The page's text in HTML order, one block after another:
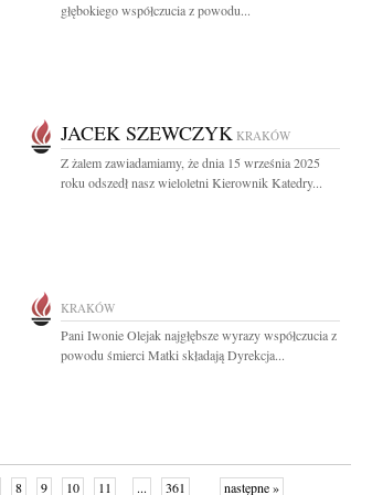
głębokiego współczucia z powodu...
JACEK SZEWCZYK KRAKÓW
Z żalem zawiadamiamy, że dnia 15 września 2025
roku odszedł nasz wieloletni Kierownik Katedry...
KRAKÓW
Pani Iwonie Olejak najgłębsze wyrazy współczucia z
powodu śmierci Matki składają Dyrekcja...
8 9 10 11 ... 361 następne »